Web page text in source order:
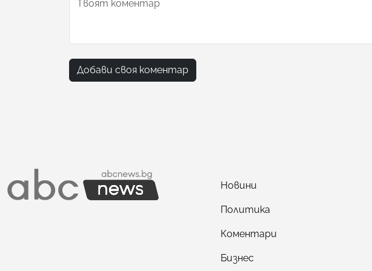
Добави своя коментар
Новини
Политика
Коментари
Бизнес